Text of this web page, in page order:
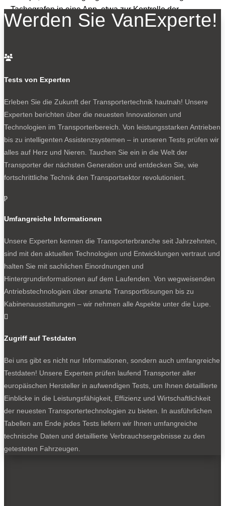
Tachografen in eine App, etwa zur Kontrolle der
Restfahrzeit sowie weiterentwickelte
traditionell beim Kastenwagen, so trumpft MAN beim
Thema Auf- und Ausbauten auf. Das beginnt mit
Einrechnungs-Fahrzeugen ab Werk aus einer Hand. Im
Angebot sind Kipper, Koffer und Kühler, dazu ein
Werkstattwagen. Und während VW schon lange keinen
Crafter Kombi mehr anbietet, liefert MAN ihn als TGE
gleich in diversen Bestuhlungen. Er kommt, wie so
Sonderausführungen, im Jahr 2022 immerhin 1200
Einbauten bis zum eigenen Radstand für das Fahrgestell
mit Vorderradantrieb und Flachrahmen. MAN und VW
offerieren ihn mangels eines Zugkopfs für Alko-
Tiefrahmen. Aber nur MAN mit individuellen
Ausführungen. Oder wie wär’s mit vorkonfigurierten
Kastenwagen mit eigenständigem Hochdach,
was, es ist die Chance, im Vergleich zum großen Bruder
VW eigenes Profil zu gewinnen. Da wäre zum Beispiel
ein mächtiger Dreiachser auf TGE-Basis. Stopp: Es
handelt sich um eine findige Fahrzeugkombination.
Entwickelt und gefertigt von BE-Combi. Die
Firmenbezeichnung deutet es an: Der Riese ist
führerscheinfreundlich mit dem BE-Schein zu fahren. Auf
Grundlage des TGE 5.160 mit Hinterradantrieb und
Werden Sie VanExperte!

Tests von Experten
Erleben Sie die Zukunft der Transportertechnik hautnah! Unsere
Experten berichten über die neuesten Innovationen und
Technologien im Transporterbereich. Von leistungsstarken Antrieben
bis zu intelligenten Assistenzsystemen – in unseren Tests prüfen wir
alles auf Herz und Nieren. Tauchen Sie ein in die Welt der
Transporter der nächsten Generation und entdecken Sie, wie
fortschrittliche Technik den Transportsektor revolutioniert.
p
Umfangreiche Informationen
Unsere Experten kennen die Transporterbranche seit Jahrzehnten,
sind mit den aktuellen Technologien und Entwicklungen vertraut und
halten Sie mit sachlichen Einordnungen und
Hintergrundinformationen auf dem Laufenden. Von wegweisenden
Antriebstechnologien über smarte Transportlösungen bis zu
Kabinenausstattungen – wir nehmen alle Aspekte unter die Lupe.

Zugriff auf Testdaten
Bei uns gibt es nicht nur Informationen, sondern auch umfangreiche
Testdaten! Unsere Experten prüfen laufend Transporter aller
europäischen Hersteller in aufwendigen Tests, um Ihnen detaillierte
Einblicke in die Leistungsfähigkeit, Effizienz und Wirtschaftlichkeit
der neuesten Transportertechnologien zu bieten. In ausführlichen
Tabellen am Ende jedes Tests liefern wir Ihnen umfangreiche
technische Daten und detaillierte Verbrauchsergebnisse zu den
getesteten Fahrzeugen.